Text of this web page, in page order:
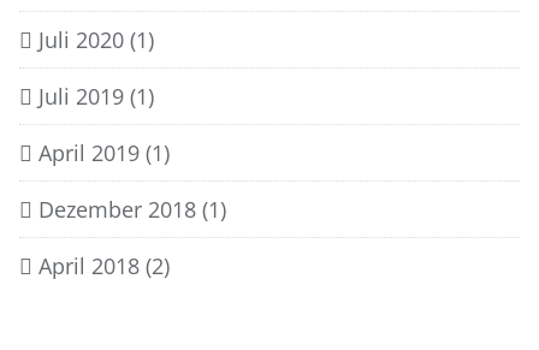
Juli 2020 (1)
Juli 2019 (1)
April 2019 (1)
Dezember 2018 (1)
April 2018 (2)